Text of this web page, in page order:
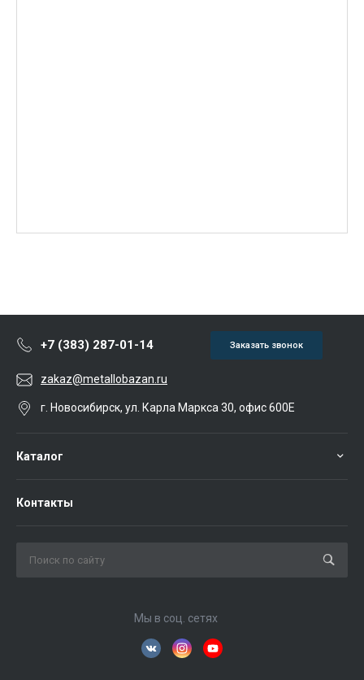
+7 (383) 287-01-14 Заказать звонок
zakaz@metallobazan.ru
г. Новосибирск, ул. Карла Маркса 30, офис 600Е
Каталог
Контакты
Мы в соц. сетях